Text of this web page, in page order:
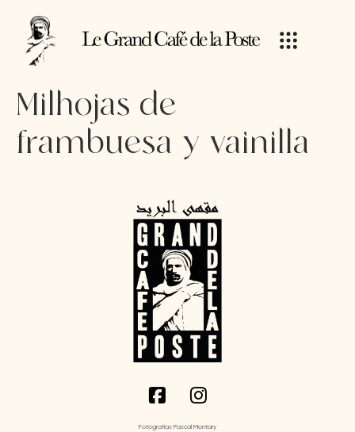
Milhojas de
frambuesa y vainilla
Fotografías Pascal Montary